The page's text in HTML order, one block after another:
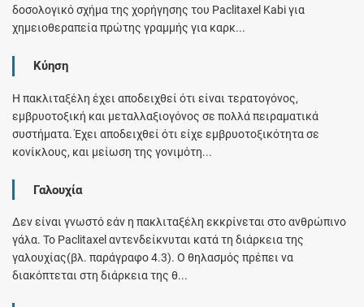
δοσολογικό σχήμα της χορήγησης του Paclitaxel Kabi για
χημειοθεραπεία πρώτης γραμμής για καρκ...
Κύηση
Η πακλιταξέλη έχει αποδειχθεί ότι είναι τερατογόνος,
εμβρυοτοξική και μεταλλαξιογόνος σε πολλά πειραματικά
συστήματα. Έχει αποδειχθεί ότι είχε εμβρυοτοξικότητα σε
κονίκλους, και μείωση της γονιμότη...
Γαλουχία
Δεν είναι γνωστό εάν η πακλιταξέλη εκκρίνεται στο ανθρώπινο
γάλα. Το Paclitaxel αντενδείκνυται κατά τη διάρκεια της
γαλουχίας(βλ. παράγραφο 4.3). Ο θηλασμός πρέπει να
διακόπτεται στη διάρκεια της θ...